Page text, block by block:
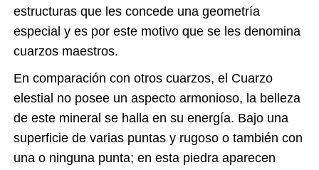
estructuras que les concede una geometría
especial y es por este motivo que se les denomina
cuarzos maestros.
En comparación con otros cuarzos, el Cuarzo
elestial no posee un aspecto armonioso, la belleza
de este mineral se halla en su energía. Bajo una
superficie de varias puntas y rugoso o también con
una o ninguna punta; en esta piedra aparecen